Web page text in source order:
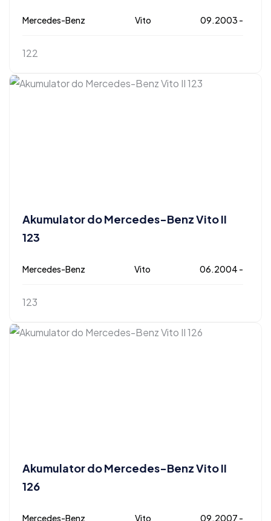
Mercedes-Benz Vito 09.2003 -
122
Akumulator do Mercedes-Benz Vito II
123
Mercedes-Benz Vito 06.2004 -
123
Akumulator do Mercedes-Benz Vito II
126
Mercedes-Benz Vito 09.2007 -